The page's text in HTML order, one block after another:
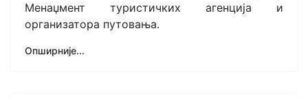
Менаџмент туристичких агенција и
организатора путовања.
Опширније...